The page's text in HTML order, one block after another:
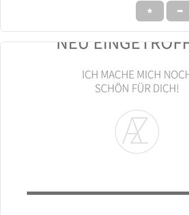
★ ➦